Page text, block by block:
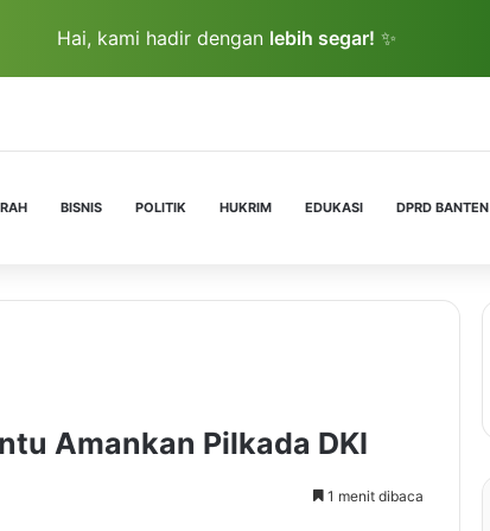
Hai, kami hadir dengan lebih segar! ✨
BISNIS POLITIK HUKRIM EDUKASI DPRD BANTEN
Amankan Pilkada DKI
1 menit dibaca